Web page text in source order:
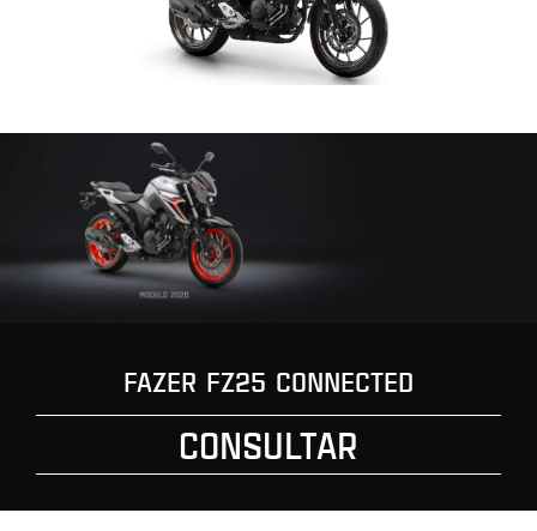
FAZER FZ25 CONNECTED
CONSULTAR